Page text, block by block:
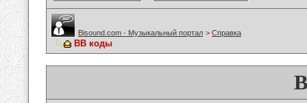
Bisound.com - Музыкальный портал > Справка
BB коды